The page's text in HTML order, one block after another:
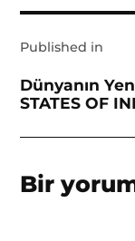
gezinmesi
Published in
Dünyanın
STATES OF
Bir